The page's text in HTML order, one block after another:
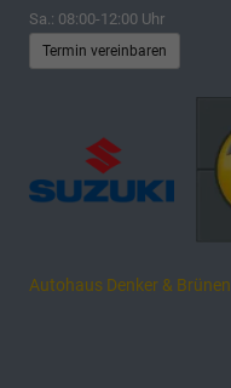
Sa.: 08:00-12:00 Uhr
Termin vereinbaren
Autohaus Denker & Brünen